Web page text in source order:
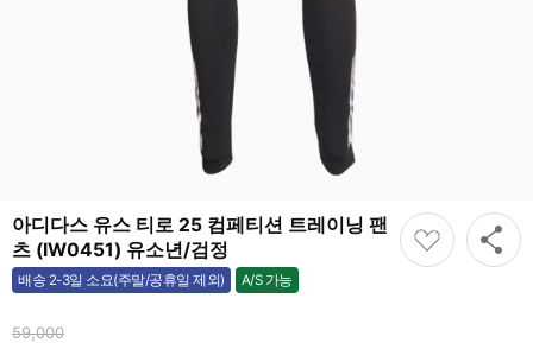
아디다스 유스 티로 25 컴페티션 트레이닝 팬
츠 (IW0451) 유소년/검정
배송 2-3일 소요(주말/공휴일 제외) A/S 가능
가능
59,000